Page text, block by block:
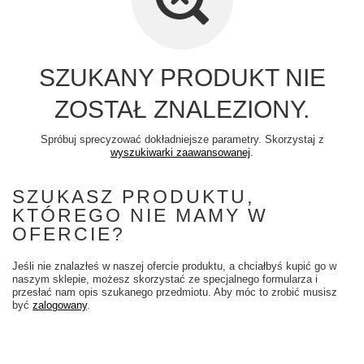
SZUKANY PRODUKT NIE
ZOSTAŁ ZNALEZIONY.
Spróbuj sprecyzować dokładniejsze parametry. Skorzystaj z
wyszukiwarki zaawansowanej.
SZUKASZ PRODUKTU,
KTÓREGO NIE MAMY W
OFERCIE?
Jeśli nie znalazłeś w naszej ofercie produktu, a chciałbyś kupić go w
naszym sklepie, możesz skorzystać ze specjalnego formularza i
przesłać nam opis szukanego przedmiotu. Aby móc to zrobić musisz
być zalogowany.